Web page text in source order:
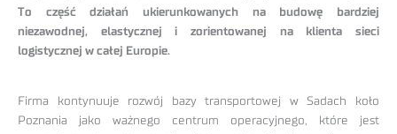
To część działań ukierunkowanych na budowę bardziej
niezawodnej, elastycznej i zorientowanej na klienta sieci
logistycznej w całej Europie.
Firma kontynuuje rozwój bazy transportowej w Sadach koło
Poznania jako ważnego centrum operacyjnego, które jest